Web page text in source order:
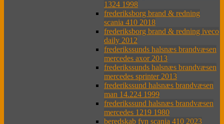
1324 1998
frederiksborg brand & redning
scania 410 2018
frederiksborg brand & redning iveco
daily 2012
frederikssunds halsnæs brandvæsen
mercedes axor 2013
frederikssunds halsnæs brandvæsen
mercedes sprinter 2013
frederikssund halsnæs brandvæsen
man 14.224 1999
frederikssund halsnæs brandvæsen
mercedes 1219 1980
beredskab fyn scania 410 2023